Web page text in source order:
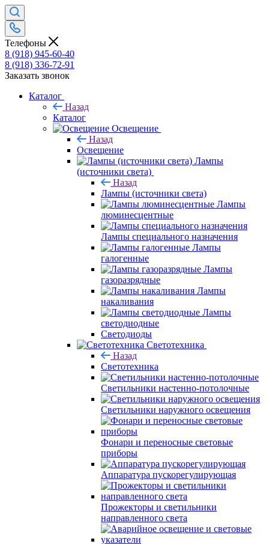
Телефоны
8 (918) 945-60-40
8 (918) 336-72-91
Заказать звонок
Каталог
Назад
Каталог
Освещение
Назад
Освещение
Лампы
(источники света)
Назад
Лампы (источники света)
Лампы
люминесцентные
Лампы специального назначения
Лампы
галогенные
Лампы
газоразрядные
Лампы
накаливания
Лампы
светодиодные
Светодиоды
Светотехника
Назад
Светотехника
Светильники настенно-потолочные
Светильники наружного освещения
Фонари и переносные световые
приборы
Аппаратура пускорегулирующая
Прожекторы и светильники
направленного света